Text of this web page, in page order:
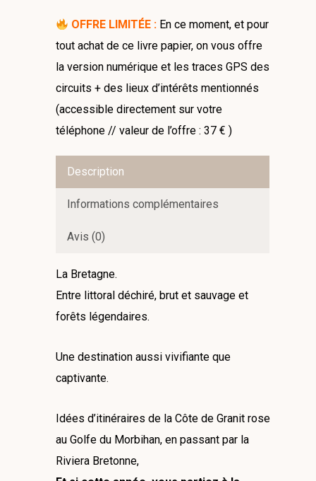
OFFRE LIMITÉE : En ce moment, et pour
tout achat de ce livre papier, on vous offre
la version numérique et les traces GPS des
circuits + des lieux d’intérêts mentionnés
(accessible directement sur votre
téléphone // valeur de l’offre : 37 € )
Description
Informations complémentaires
Avis (0)
La Bretagne.
Entre littoral déchiré, brut et sauvage et
forêts légendaires.
Une destination aussi vivifiante que
captivante.
Idées d’itinéraires de la Côte de Granit rose
au Golfe du Morbihan, en passant par la
Riviera Bretonne,